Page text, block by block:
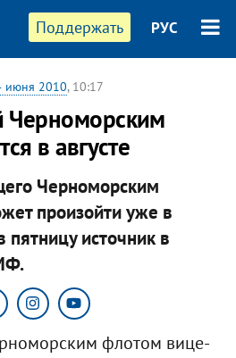
Поддержать РУС
июня 2010, 10:17
в августе
Черноморским
произойти уже в
пятницу источник в
флотом вице-